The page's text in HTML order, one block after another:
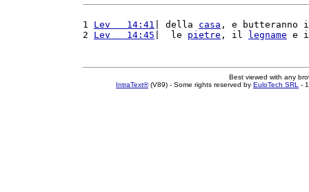
1 Lev   14:41 | della casa , e
2 Lev   14:45 |  le pietre , il legname e
Best viewed with any
IntraText®(V89) - Some rights reserved by EuloTech SRL -